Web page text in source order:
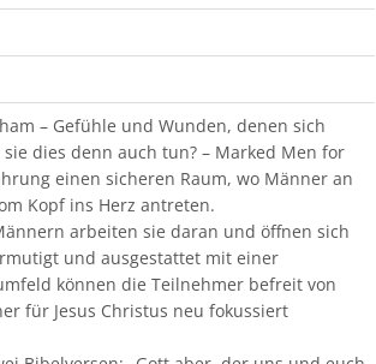
– Gefühle und Wunden, denen sich
dies denn auch tun? – Marked Men for
einen sicheren Raum, wo Männer an
Kopf ins Herz antreten.
arbeiten sie daran und öffnen sich
und ausgestattet mit einer
können die Teilnehmer befreit von
für Jesus Christus neu fokussiert